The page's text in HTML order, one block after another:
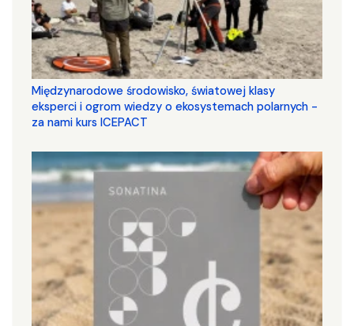
Międzynarodowe środowisko, światowej klasy
eksperci i ogrom wiedzy o ekosystemach polarnych -
za nami kurs ICEPACT